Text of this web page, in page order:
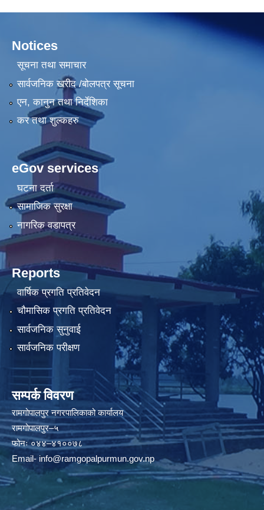
Notices
सूचना तथा समाचार
सार्वजनिक खरीद /बोलपत्र सूचना
एन, कानुन तथा निर्देशिका
कर तथा शुल्कहरु
eGov services
घटना दर्ता
सामाजिक सुरक्षा
नागरिक वडापत्र
Reports
वार्षिक प्रगति प्रतिवेदन
चौमासिक प्रगति प्रतिवेदन
सार्वजनिक सुनुवाई
सार्वजनिक परीक्षण
सम्पर्क विवरण
रामगोपालपुर नगरपालिकाको कार्यालय
रामगोपालपुर–५
फोनः ०४४–४१००७८
Email- info@ramgopalpurmun.gov.np